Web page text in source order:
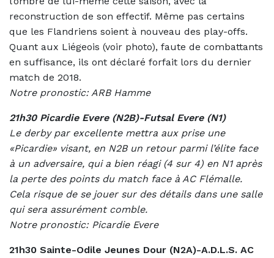
reconstruction de son effectif. Même pas certains
que les Flandriens soient à nouveau des play-offs.
Quant aux Liégeois (voir photo), faute de combattants
en suffisance, ils ont déclaré forfait lors du dernier
match de 2018.
Notre pronostic: ARB Hamme
21h30 Picardie Evere (N2B)-Futsal Evere (N1)
Le derby par excellente mettra aux prise une
«Picardie» visant, en N2B un retour parmi l’élite face
à un adversaire, qui a bien réagi (4 sur 4) en N1 après
la perte des points du match face à AC Flémalle.
Cela risque de se jouer sur des détails dans une salle
qui sera assurément comble.
Notre pronostic: Picardie Evere
21h30 Sainte-Odile Jeunes Dour (N2A)-A.D.L.S. AC